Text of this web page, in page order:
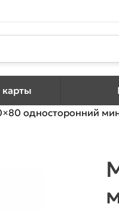
односторонний